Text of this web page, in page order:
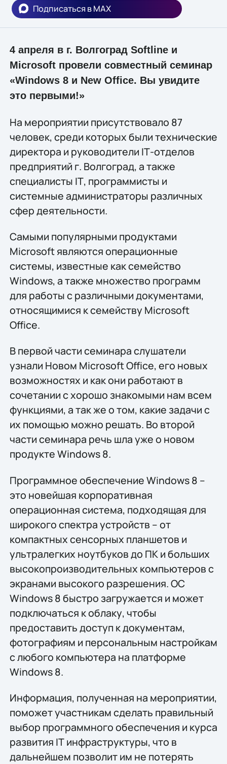
Подписаться в MAX
4 апреля в г. Волгоград Softline и
Microsoft провели совместный семинар
«Windows 8 и New Office. Вы увидите
это первыми!»
На мероприятии присутствовало 87
человек, среди которых были технические
директора и руководители IТ-отделов
предприятий г. Волгоград, а также
специалисты IТ, программисты и
системные администраторы различных
сфер деятельности.
Самыми популярными продуктами
Microsoft являются операционные
системы, известные как семейство
Windows, а также множество программ
для работы с различными документами,
относящимися к семейству Microsoft
Office.
В первой части семинара слушатели
узнали Новом Microsoft Office, его новых
возможностях и как они работают в
сочетании с хорошо знакомыми нам всем
функциями, а так же о том, какие задачи с
их помощью можно решать. Во второй
части семинара речь шла уже о новом
продукте Windows 8.
Программное обеспечение Windows 8 –
это новейшая корпоративная
операционная система, подходящая для
широкого спектра устройств – от
компактных сенсорных планшетов и
ультралегких ноутбуков до ПК и больших
высокопроизводительных компьютеров с
экранами высокого разрешения. ОС
Windows 8 быстро загружается и может
подключаться к облаку, чтобы
предоставить доступ к документам,
фотографиям и персональным настройкам
с любого компьютера на платформе
Windows 8.
Информация, полученная на мероприятии,
поможет участникам сделать правильный
выбор программного обеспечения и курса
развития IТ инфраструктуры, что в
дальнейшем позволит им не потерять